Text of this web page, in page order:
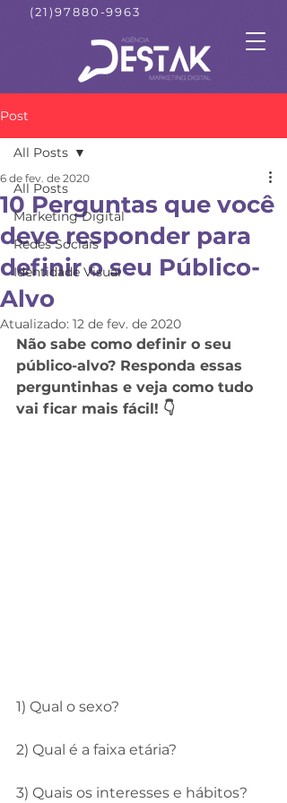
(21)97880-9963
Post
All Posts
Marketing Digital
Redes Sociais
Identidade Visual
All Posts
10 Perguntas que você
deve responder para
definir o seu Público-
Alvo
6 de fev. de 2020
Atualizado: 12 de fev. de 2020
Não sabe como definir o seu
público-alvo? Responda essas
perguntinhas e veja como tudo
vai ficar mais fácil! 👇
1) Qual o sexo?
2) Qual é a faixa etária?
3) Quais os interesses e hábitos?